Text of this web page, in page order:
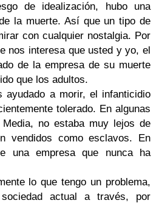
de idealización, hubo una
la muerte. Así que un tipo de
con cualquier nostalgia. Por
nos interesa que usted y yo, el
de la empresa de su muerte
que los adultos.
ayudado a morir, el infanticidio
tolerado. En algunas
no estaba muy lejos de
vendidos como esclavos. En
una empresa que nunca ha
lo que tengo un problema,
actual a través, por